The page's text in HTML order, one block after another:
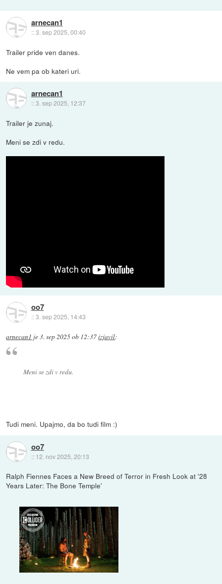
arnecan1
::3. sep 2025, 00:40
Trailer pride ven danes.
Ne vem pa ob kateri uri.
arnecan1
::3. sep 2025, 12:37
Trailer je zunaj.
Meni se zdi v redu.
oo7
::3. sep 2025, 14:43
arnecan1 je3. sep 2025 ob 12:37izjavil:
Meni se zdi v redu.
Tudi meni. Upajmo, da bo tudi film :)
oo7
:: 12. nov 2025, 20:13
Ralph Fiennes Faces a New Breed of Terror in Fresh Look at '28
Years Later: The Bone Temple'